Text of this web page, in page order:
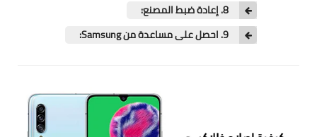
تطبيقات
8. إعادة ضبط المصنع:
9. احصل على مساعدة من Samsung: